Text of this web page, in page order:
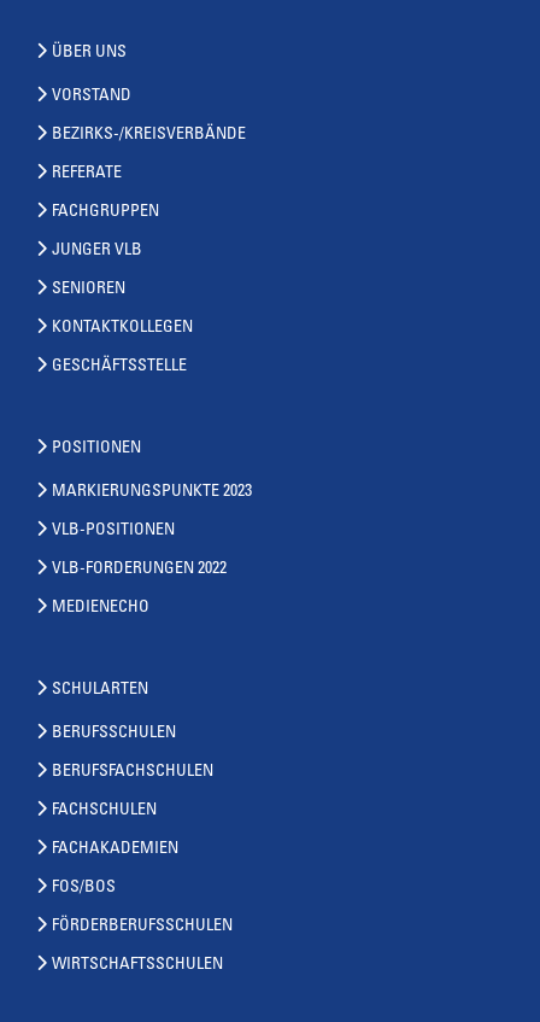
ÜBER UNS
VORSTAND
BEZIRKS-/KREISVERBÄNDE
REFERATE
FACHGRUPPEN
JUNGER VLB
SENIOREN
KONTAKTKOLLEGEN
GESCHÄFTSSTELLE
POSITIONEN
MARKIERUNGSPUNKTE 2023
VLB-POSITIONEN
VLB-FORDERUNGEN 2022
MEDIENECHO
SCHULARTEN
BERUFSSCHULEN
BERUFSFACHSCHULEN
FACHSCHULEN
FACHAKADEMIEN
FOS/BOS
FÖRDERBERUFSSCHULEN
WIRTSCHAFTSSCHULEN